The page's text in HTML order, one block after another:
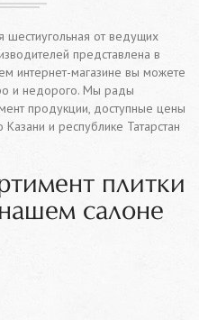
шестиугольная от ведущих
представлена в
интернет-магазине вы можете
и недорого. Мы рады
продукции, доступные цены
и республике Татарстан
плитки
салоне